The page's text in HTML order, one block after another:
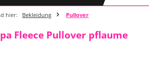
hier: Bekleidung Pullover
Fleece Pullover pflaume